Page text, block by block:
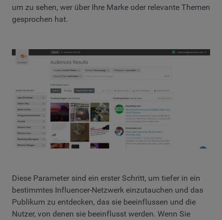
um zu sehen, wer über Ihre Marke oder relevante Themen
gesprochen hat.
Diese Parameter sind ein erster Schritt, um tiefer in ein
bestimmtes Influencer-Netzwerk einzutauchen und das
Publikum zu entdecken, das sie beeinflussen und die
Nutzer, von denen sie beeinflusst werden. Wenn Sie